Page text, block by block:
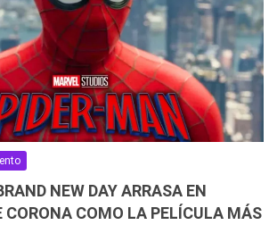
NEW DAY ARRASA EN
CORONA COMO LA PELÍCULA MÁS